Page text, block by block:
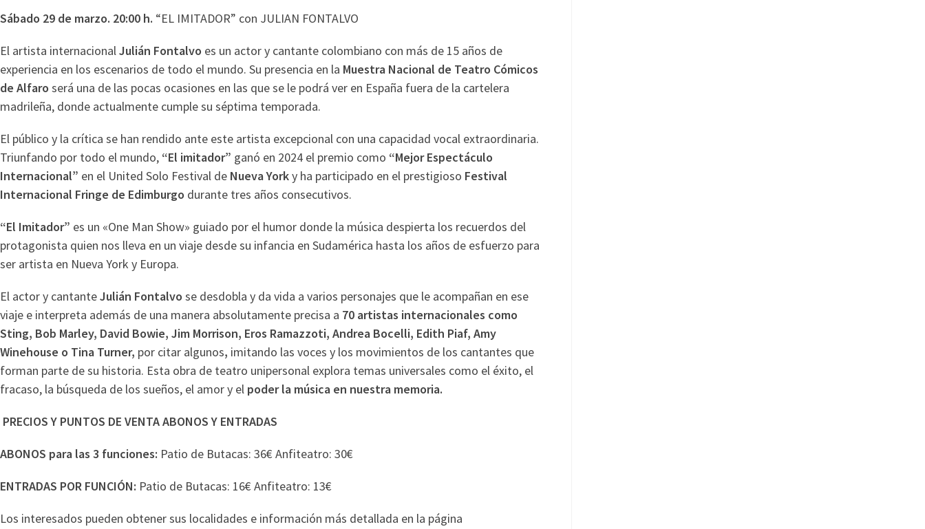
Sábado 29 de marzo. 20:00 h. “EL IMITADOR” con JULIAN FONTALVO
El artista internacionalJulián Fontalvo es un actor y cantante colombiano con más de 15 años de
experiencia en los escenarios de todo el mundo. Su presencia en la Muestra Nacional de Teatro Cómicos
de Alfaro será una de las pocas ocasiones en las que se le podrá ver en España fuera de la cartelera
madrileña, donde actualmente cumple su séptima temporada.
El público y la crítica se han rendido ante este artista excepcional con una capacidad vocal extraordinaria.
Triunfando por todo el mundo, “El imitador” ganó en 2024 el premio como “Mejor Espectáculo
Internacional” en el United Solo Festival de Nueva Yorky ha participado en el prestigioso Festival
Internacional Fringe de Edimburgo durante tres años consecutivos.
“El Imitador” es un «One Man Show» guiado por el humor donde la música despierta los recuerdos del
protagonista quien nos lleva en un viaje desde su infancia en Sudamérica hasta los años de esfuerzo para
ser artista en Nueva York y Europa.
El actor y cantanteJulián Fontalvo se desdobla y da vida a varios personajes que le acompañan en ese
viaje e interpreta además de una manera absolutamente precisa a 70 artistas internacionales como
Sting, Bob Marley, David Bowie, Jim Morrison, Eros Ramazzoti, Andrea Bocelli, Edith Piaf, Amy
Winehouse o Tina Turner, por citar algunos, imitando las voces y los movimientos de los cantantes que
forman parte de su historia. Esta obra de teatro unipersonal explora temas universales como el éxito, el
fracaso, la búsqueda de los sueños, el amor y el poder la música en nuestra memoria.
PRECIOS Y PUNTOS DE VENTA ABONOS Y ENTRADAS
ABONOS para las 3 funciones: Patio de Butacas: 36€ Anfiteatro: 30€
ENTRADAS POR FUNCIÓN: Patio de Butacas: 16€ Anfiteatro: 13€
Los interesados pueden obtener sus localidades e información más detallada en la página